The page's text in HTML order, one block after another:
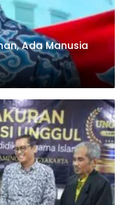
Ada Manusia